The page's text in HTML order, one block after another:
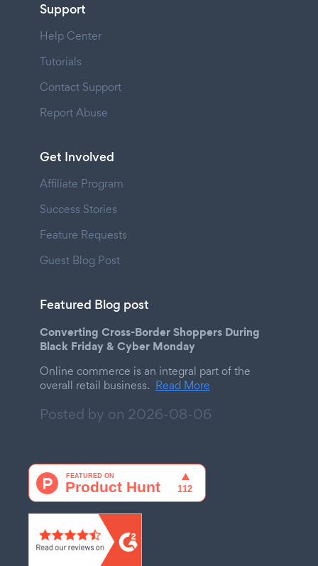
Support
Help Center
Tutorials
Contact Support
Report Abuse
Get Involved
Affiliate Program
Success Stories
Feature Requests
Guest Blog Post
Featured Blog post
Converting Cross-Border Shoppers During
Black Friday & Cyber Monday
Online commerce is an integral part of the
overall retail business. Read More
Posted by on 2026-08-06